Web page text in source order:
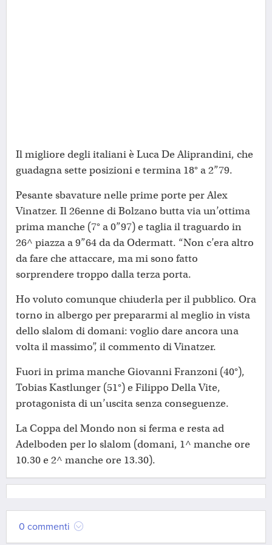
Il migliore degli italiani è Luca De Aliprandini, che
guadagna sette posizioni e termina 18° a 2”79.
Pesante sbavature nelle prime porte per Alex
Vinatzer. Il 26enne di Bolzano butta via un’ottima
prima manche (7° a 0”97) e taglia il traguardo in
26^ piazza a 9”64 da da Odermatt. “Non c’era altro
da fare che attaccare, ma mi sono fatto
sorprendere troppo dalla terza porta.
Ho voluto comunque chiuderla per il pubblico. Ora
torno in albergo per prepararmi al meglio in vista
dello slalom di domani: voglio dare ancora una
volta il massimo”, il commento di Vinatzer.
Fuori in prima manche Giovanni Franzoni (40°),
Tobias Kastlunger (51°) e Filippo Della Vite,
protagonista di un’uscita senza conseguenze.
La Coppa del Mondo non si ferma e resta ad
Adelboden per lo slalom (domani, 1^ manche ore
10.30 e 2^ manche ore 13.30).
0 commenti